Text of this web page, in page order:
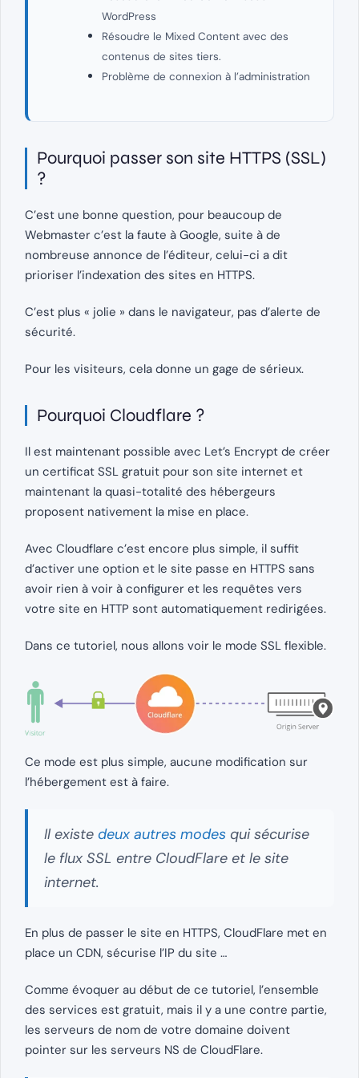
WordPress
Résoudre le Mixed Content avec des
contenus de sites tiers.
Problème de connexion à l’administration
Pourquoi passer son site HTTPS (SSL)
?
C’est une bonne question, pour beaucoup de
Webmaster c’est la faute à Google, suite à de
nombreuse annonce de l’éditeur, celui-ci a dit
prioriser l’indexation des sites en HTTPS.
C’est plus « jolie » dans le navigateur, pas d’alerte de
sécurité.
Pour les visiteurs, cela donne un gage de sérieux.
Pourquoi Cloudflare ?
Il est maintenant possible avec Let’s Encrypt de créer
un certificat SSL gratuit pour son site internet et
maintenant la quasi-totalité des hébergeurs
proposent nativement la mise en place.
Avec Cloudflare c’est encore plus simple, il suffit
d’activer une option et le site passe en HTTPS sans
avoir rien à voir à configurer et les requêtes vers
votre site en HTTP sont automatiquement redirigées.
Dans ce tutoriel, nous allons voir le mode SSL flexible.
Ce mode est plus simple, aucune modification sur
l’hébergement est à faire.
Il existe deux autres modes qui sécurise
le flux SSL entre CloudFlare et le site
internet.
En plus de passer le site en HTTPS, CloudFlare met en
place un CDN, sécurise l’IP du site …
Comme évoquer au début de ce tutoriel, l’ensemble
des services est gratuit, mais il y a une contre partie,
les serveurs de nom de votre domaine doivent
pointer sur les serveurs NS de CloudFlare.